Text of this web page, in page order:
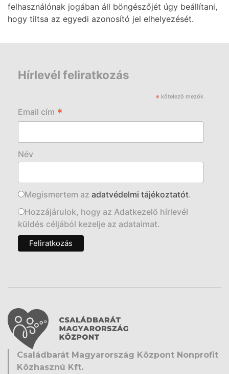
felhasználónak jogában áll böngészőjét úgy beállítani,
hogy tiltsa az egyedi azonosító jel elhelyezését.
Hírlevél feliratkozás
* kötelező mezők
Email cím *
Név
Megismertem az adatvédelmi tájékoztatót.
Hozzájárulok, hogy az Adatkezelő hírlevél
küldés céljából kezelje az adataimat.
Családbarát Magyarország Központ Nonprofit
Közhasznú Kft.